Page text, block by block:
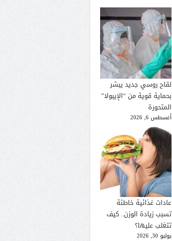
لقاح روسي جديد يبشر
بحماية قوية من “الإيبولا”
المتحورة
أغسطس 6, 2026
عادات غذائية خاطئة
تسبب زيادة الوزن.. كيف
تتغلب عليها؟
يوليو 30, 2026